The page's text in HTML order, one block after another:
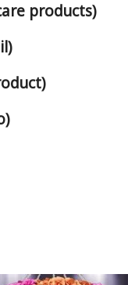
products)